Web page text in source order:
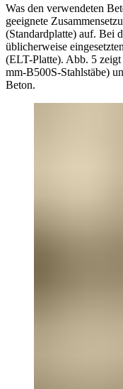
Was den verwendeten
geeignete
(Standardplatte) auf. Bei
üblicherweise
(ELT-Platte). Abb. 5
mm-B500S-Stahlstäbe)
Beton.